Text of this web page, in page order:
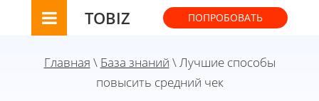
TOBIZ ПОПРОБОВАТЬ
Главная \ База знаний \ Лучшие способы
повысить средний чек